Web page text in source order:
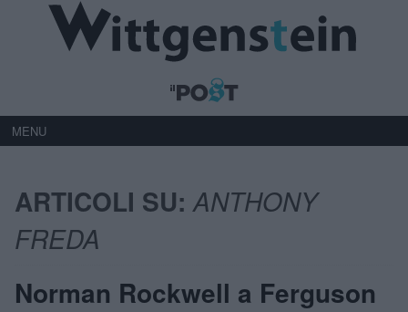
MENU
ARTICOLI SU:ANTHONY
FREDA
Norman Rockwell a Ferguson